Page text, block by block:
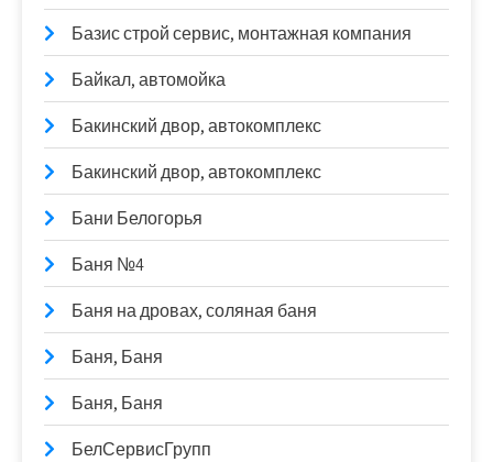
Базис строй сервис, монтажная компания
Байкал, автомойка
Бакинский двор, автокомплекс
Бакинский двор, автокомплекс
Бани Белогорья
Баня №4
Баня на дровах, соляная баня
Баня, Баня
Баня, Баня
БелСервисГрупп